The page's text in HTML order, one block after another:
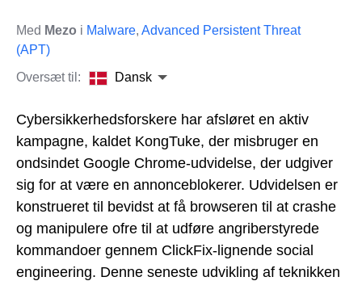
Med Mezo i Malware, Advanced Persistent Threat
(APT)
Oversæt til:
Dansk
Cybersikkerhedsforskere har afsløret en aktiv
kampagne, kaldet KongTuke, der misbruger en
ondsindet Google Chrome-udvidelse, der udgiver
sig for at være en annonceblokerer. Udvidelsen er
konstrueret til bevidst at få browseren til at crashe
og manipulere ofre til at udføre angriberstyrede
kommandoer gennem ClickFix-lignende social
engineering. Denne seneste udvikling af teknikken